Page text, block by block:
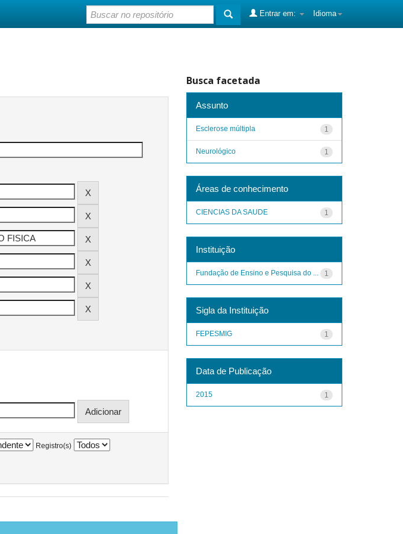
Idioma
Entrar em:
Registro(s)
Busca facetada
Assunto
1
Esclerose múltipla
1
Neurológico
Áreas de conhecimento
1
CIENCIAS DA SAUDE
Instituição
1
Fundação de Ensino e Pesquisa do ...
Sigla da Instituição
1
FEPESMIG
Data de Publicação
1
2015